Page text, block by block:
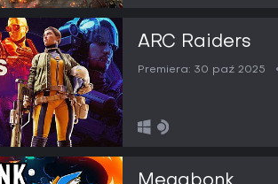
ARC Raiders
Premiera: 30 paź 2025